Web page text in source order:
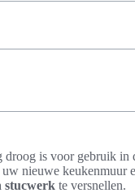
is voor gebruik in
nieuwe keukenmuur
stucwerk te versnellen.